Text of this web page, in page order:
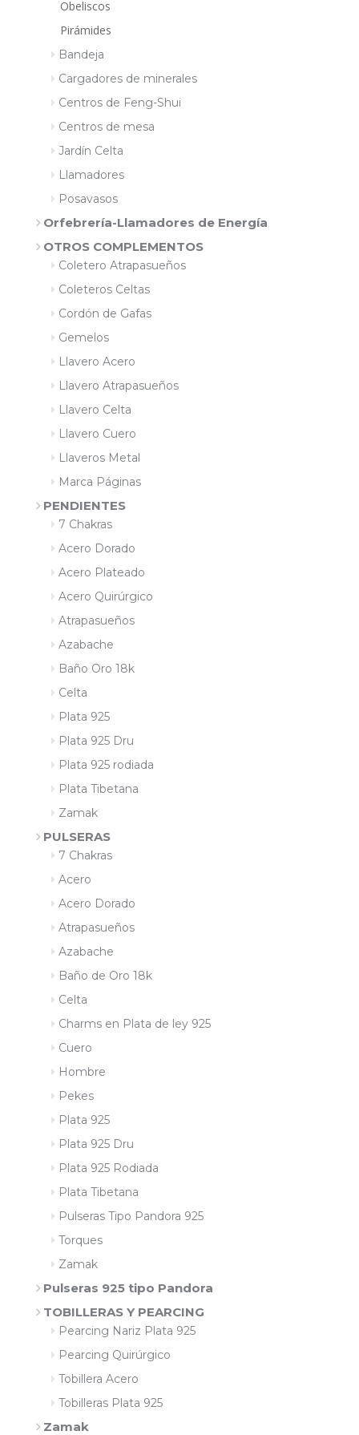
Obeliscos
Pirámides
Bandeja
Cargadores de minerales
Centros de Feng-Shui
Centros de mesa
Jardín Celta
Llamadores
Posavasos
Orfebrería-Llamadores de Energía
OTROS COMPLEMENTOS
Coletero Atrapasueños
Coleteros Celtas
Cordón de Gafas
Gemelos
Llavero Acero
Llavero Atrapasueños
Llavero Celta
Llavero Cuero
Llaveros Metal
Marca Páginas
PENDIENTES
7 Chakras
Acero Dorado
Acero Plateado
Acero Quirúrgico
Atrapasueños
Azabache
Baño Oro 18k
Celta
Plata 925
Plata 925 Dru
Plata 925 rodiada
Plata Tibetana
Zamak
PULSERAS
7 Chakras
Acero
Acero Dorado
Atrapasueños
Azabache
Baño de Oro 18k
Celta
Charms en Plata de ley 925
Cuero
Hombre
Pekes
Plata 925
Plata 925 Dru
Plata 925 Rodiada
Plata Tibetana
Pulseras Tipo Pandora 925
Torques
Zamak
Pulseras 925 tipo Pandora
TOBILLERAS Y PEARCING
Pearcing Nariz Plata 925
Pearcing Quirúrgico
Tobillera Acero
Tobilleras Plata 925
Zamak